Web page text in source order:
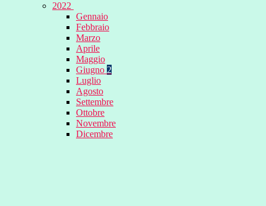
2022
Gennaio
Febbraio
Marzo
Aprile
Maggio
Giugno 2
Luglio
Agosto
Settembre
Ottobre
Novembre
Dicembre